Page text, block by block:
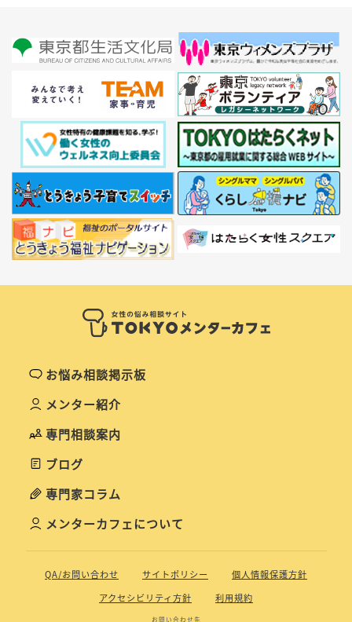
お悩み相談掲示板
メンター紹介
専門相談案内
ブログ
専門家コラム
メンターカフェについて
QA/お問い合わせ サイトポリシー
個人情報保護方針
アクセシビリティ方針
利用規約
お問い合わせ先